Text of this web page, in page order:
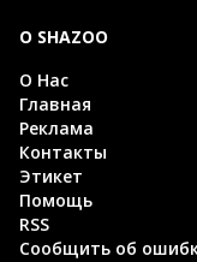
О SHAZOO
О Нас
Главная
Реклама
Контакты
Этикет
Помощь
RSS
Сообщить об